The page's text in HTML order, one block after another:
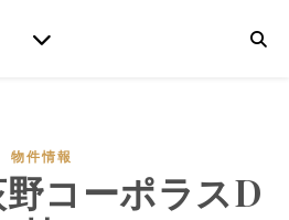
物件情報
コーポラスD